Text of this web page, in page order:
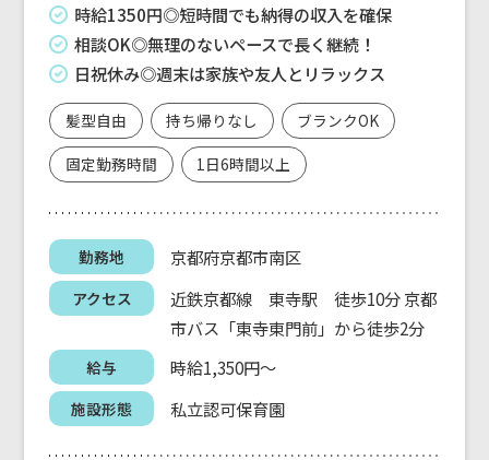
時給1350円◎短時間でも納得の収入を確保
相談OK◎無理のないペースで長く継続！
日祝休み◎週末は家族や友人とリラックス
髪型自由 持ち帰りなし
ブランクOK
固定勤務時間
1日6時間以上
勤務地 京都府京都市南区
アクセス
近鉄京都線 東寺駅 徒歩10分 京都
市バス「東寺東門前」から徒歩2分
給与 時給1,350円～
施設形態 私立認可保育園